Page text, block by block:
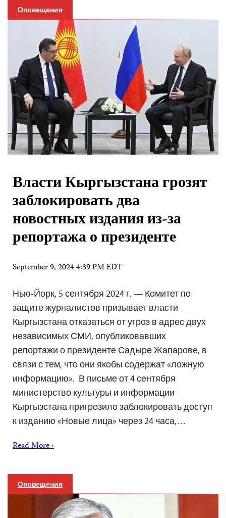
Оповещения
Власти Кыргызстана грозят
заблокировать два
новостных издания из-за
репортажа о президенте
September 9, 2024 4:39 PM EDT
Нью-Йорк, 5 сентября 2024 г. — Комитет по
защите журналистов призывает власти
Кыргызстана отказаться от угроз в адрес двух
независимых СМИ, опубликовавших
репортажи о президенте Садыре Жапарове, в
связи с тем, что они якобы содержат «ложную
информацию». В письме от 4 сентября
министерство культуры и информации
Кыргызстана пригрозило заблокировать доступ
к изданию «Новые лица» через 24 часа,…
Read More ›
Оповещения